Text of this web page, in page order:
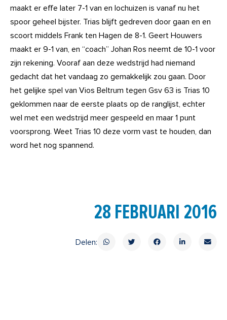
maakt er effe later 7-1 van en lochuizen is vanaf nu het
spoor geheel bijster. Trias blijft gedreven door gaan en en
scoort middels Frank ten Hagen de 8-1. Geert Houwers
maakt er 9-1 van, en “coach” Johan Ros neemt de 10-1 voor
zijn rekening. Vooraf aan deze wedstrijd had niemand
gedacht dat het vandaag zo gemakkelijk zou gaan. Door
het gelijke spel van Vios Beltrum tegen Gsv 63 is Trias 10
geklommen naar de eerste plaats op de ranglijst, echter
wel met een wedstrijd meer gespeeld en maar 1 punt
voorsprong. Weet Trias 10 deze vorm vast te houden, dan
word het nog spannend.
28 FEBRUARI 2016
Delen: